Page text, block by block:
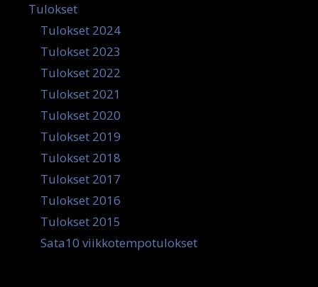
Tulokset
Tulokset 2024
Tulokset 2023
Tulokset 2022
Tulokset 2021
Tulokset 2020
Tulokset 2019
Tulokset 2018
Tulokset 2017
Tulokset 2016
Tulokset 2015
Sata10 viikkotempotulokset